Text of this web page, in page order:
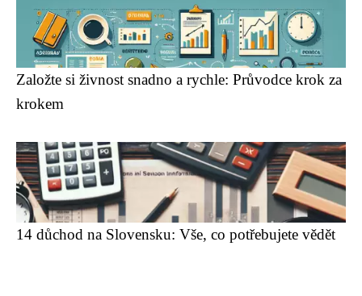
Založte si živnost snadno a rychle: Průvodce krok za
krokem
14 důchod na Slovensku: Vše, co potřebujete vědět